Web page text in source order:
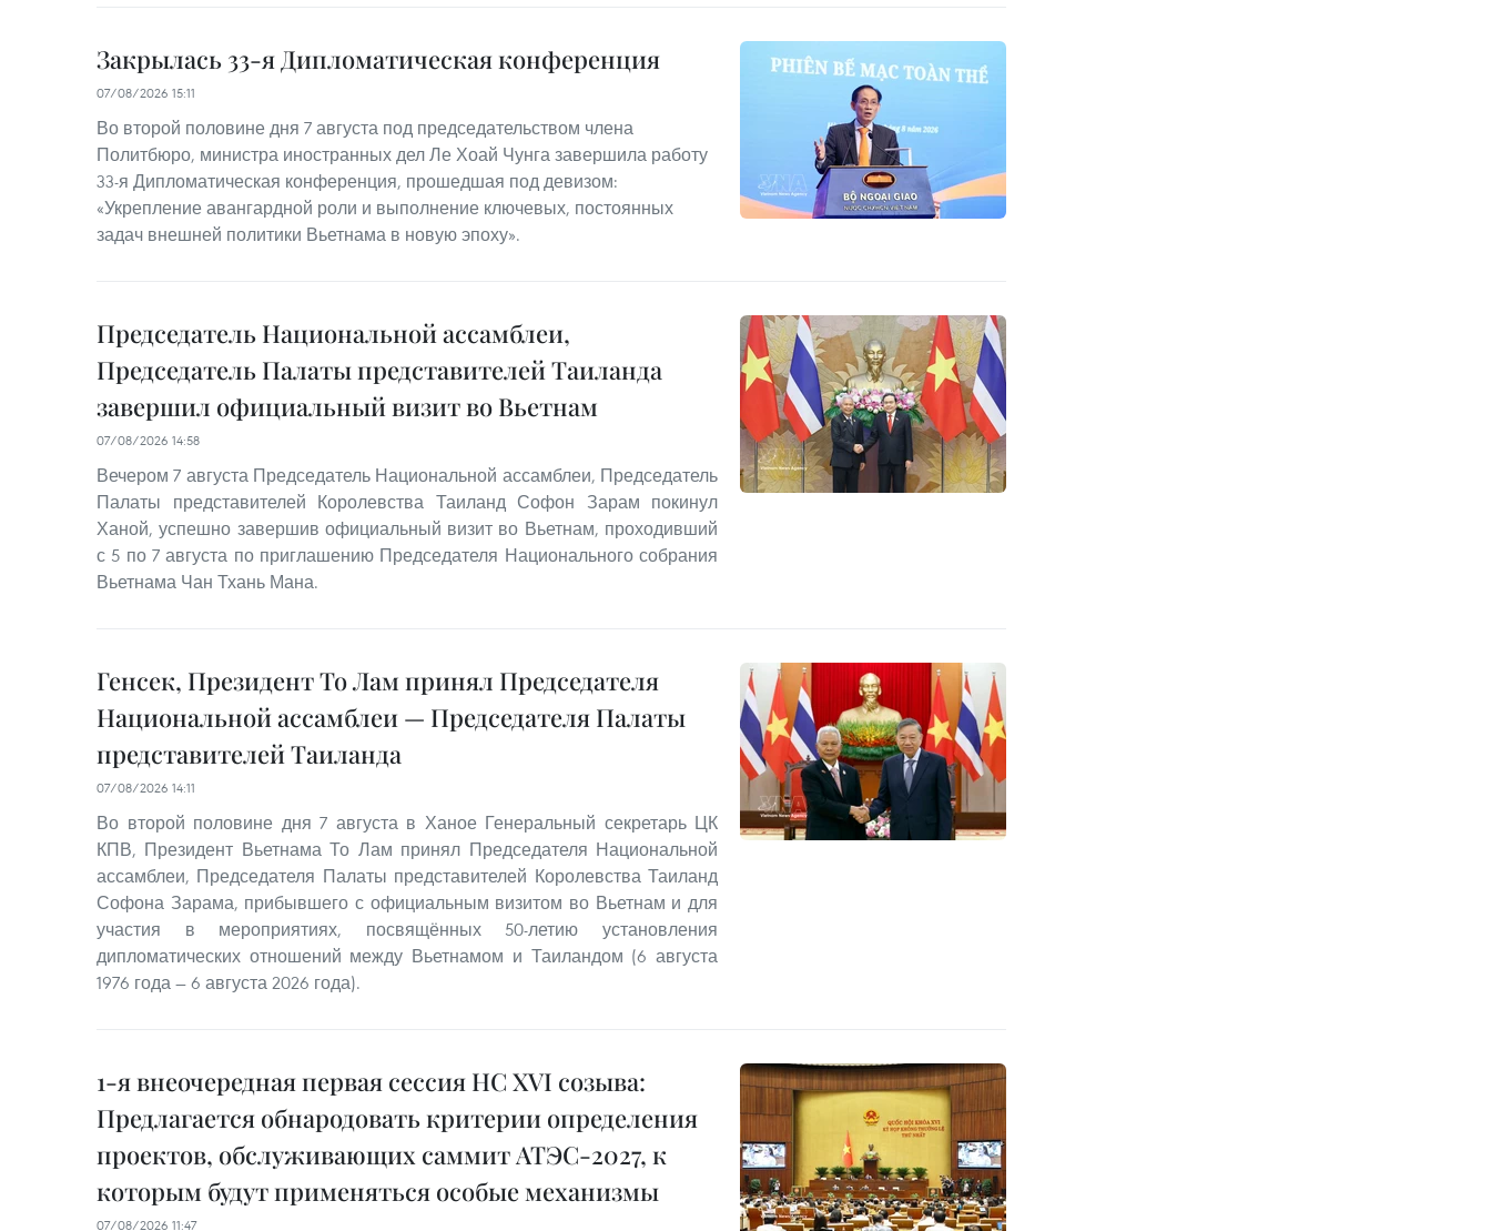
Закрылась 33-я Дипломатическая конференция
07/08/2026 15:11
Во второй половине дня 7 августа под председательством члена
Политбюро, министра иностранных дел Ле Хоай Чунга завершила работу
33-я Дипломатическая конференция, прошедшая под девизом:
«Укрепление авангардной роли и выполнение ключевых, постоянных
задач внешней политики Вьетнама в новую эпоху».
Председатель Национальной ассамблеи,
Председатель Палаты представителей Таиланда
завершил официальный визит во Вьетнам
07/08/2026 14:58
Вечером 7 августа Председатель Национальной ассамблеи, Председатель
Палаты представителей Королевства Таиланд Софон Зарам покинул
Ханой, успешно завершив официальный визит во Вьетнам, проходивший
с 5 по 7 августа по приглашению Председателя Национального собрания
Вьетнама Чан Тхань Мана.
Генсек, Президент То Лам принял Председателя
Национальной ассамблеи — Председателя Палаты
представителей Таиланда
07/08/2026 14:11
Во второй половине дня 7 августа в Ханое Генеральный секретарь ЦК
КПВ, Президент Вьетнама То Лам принял Председателя Национальной
ассамблеи, Председателя Палаты представителей Королевства Таиланд
Софона Зарама, прибывшего с официальным визитом во Вьетнам и для
участия в мероприятиях, посвящённых 50-летию установления
дипломатических отношений между Вьетнамом и Таиландом (6 августа
1976 года — 6 августа 2026 года).
1-я внеочередная первая сессия НС XVI созыва:
Предлагается обнародовать критерии определения
проектов, обслуживающих саммит АТЭС-2027, к
которым будут применяться особые механизмы
07/08/2026 11:47